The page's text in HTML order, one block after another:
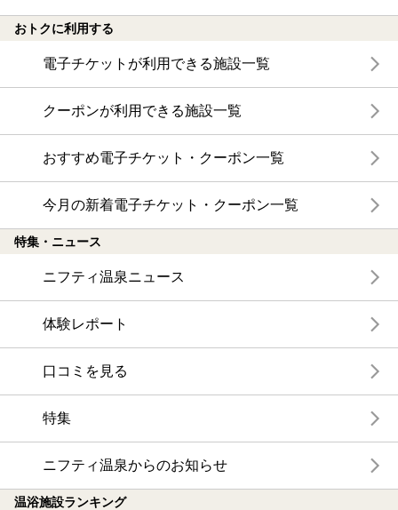
おトクに利用する
電子チケットが利用できる施設一覧
クーポンが利用できる施設一覧
おすすめ電子チケット・クーポン一覧
今月の新着電子チケット・クーポン一覧
特集・ニュース
ニフティ温泉ニュース
体験レポート
口コミを見る
特集
ニフティ温泉からのお知らせ
温浴施設ランキング